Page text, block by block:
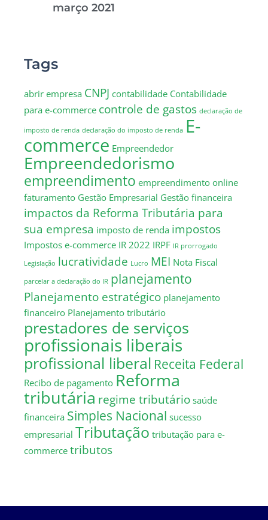
março 2021
Tags
abrir empresa CNPJ contabilidade Contabilidade
para e-commerce controle de gastos declaração de
imposto de renda declaração do imposto de renda E-
commerce Empreendedor
Empreendedorismo
empreendimento empreendimento online
faturamento Gestão Empresarial Gestão financeira
impactos da Reforma Tributária para
sua empresa imposto de renda impostos
Impostos e-commerce IR 2022 IRPF IR prorrogado
Legislação lucratividade Lucro MEI Nota Fiscal
parcelar a declaração do IR planejamento
Planejamento estratégico planejamento
financeiro Planejamento tributário
prestadores de serviços
profissionais liberais
profissional liberal Receita Federal
Recibo de pagamento Reforma
tributária regime tributáriosaúde
financeira Simples Nacional sucesso
empresarial Tributação tributação para e-
commercetributos